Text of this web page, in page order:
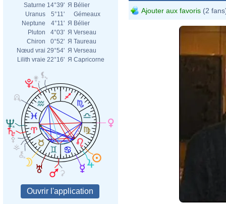
Saturne 14°39' Я Bélier
Uranus
5°11'
Gémeaux
Neptune
4°11' Я Bélier
Pluton
4°03' Я Verseau
Chiron
0°52' Я Taureau
Nœud vrai 29°54' Я Verseau
Lilith vraie 22°16' Я Capricorne
Ajouter aux favoris (2